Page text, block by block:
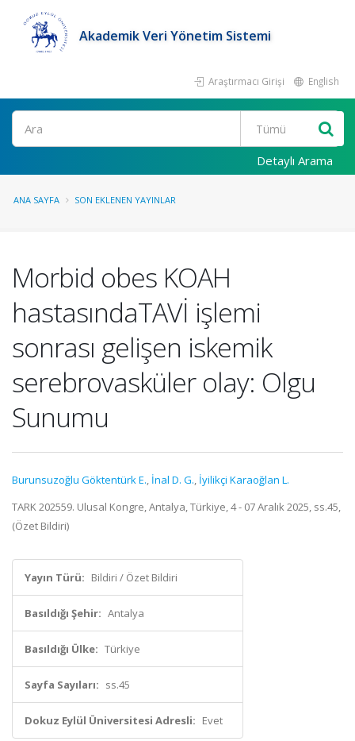
Akademik Veri Yönetim Sistemi
Araştırmacı Girişi English
Ara
Detaylı Arama
ANA SAYFA SON EKLENEN YAYINLAR
Morbid obes KOAH
hastasındaTAVİ işlemi
sonrası gelişen iskemik
serebrovasküler olay: Olgu
Sunumu
Burunsuzoğlu Göktentürk E., İnal D. G., İyilikçi Karaoğlan L.
TARK 202559. Ulusal Kongre, Antalya, Türkiye, 4 - 07 Aralık 2025, ss.45,
(Özet Bildiri)
Yayın Türü: Bildiri / Özet Bildiri
Basıldığı Şehir: Antalya
Basıldığı Ülke: Türkiye
Sayfa Sayıları: ss.45
Dokuz Eylül Üniversitesi Adresli: Evet